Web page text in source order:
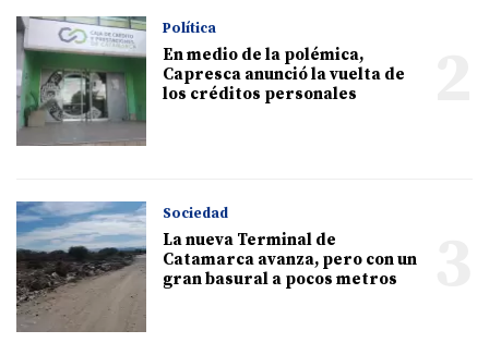
Política
En medio de la polémica,
Capresca anunció la vuelta de
los créditos personales
Sociedad
La nueva Terminal de
Catamarca avanza, pero con un
gran basural a pocos metros